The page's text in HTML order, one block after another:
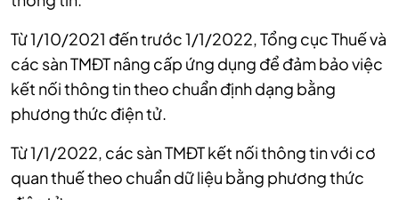
Từ 1/10/2021 đến trước 1/1/2022, Tổng cục Thuế và
các sàn TMĐT nâng cấp ứng dụng để đảm bảo việc
kết nối thông tin theo chuẩn định dạng bằng
phương thức điện tử.
Từ 1/1/2022, các sàn TMĐT kết nối thông tin với cơ
quan thuế theo chuẩn dữ liệu bằng phương thức